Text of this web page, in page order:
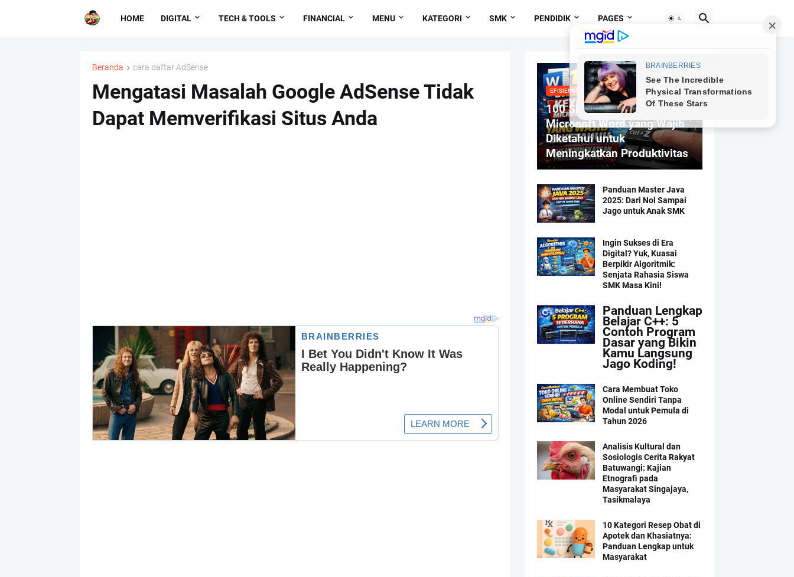
HOME DIGITAL TECH & TOOLS FINANCIAL MENU KATEGORI SMK PENDIDIK PAGES
Beranda cara daftar AdSense
Mengatasi Masalah Google AdSense Tidak
Dapat Memverifikasi Situs Anda
EFISIENSI MENGETIK
100 Shortcut Keyboard
Microsoft Word yang Wajib
Diketahui untuk
Meningkatkan Produktivitas
Panduan Master Java
2025: Dari Nol Sampai
Jago untuk Anak SMK
Ingin Sukses di Era
Digital? Yuk, Kuasai
Berpikir Algoritmik:
Senjata Rahasia Siswa
SMK Masa Kini!
Panduan Lengkap
Belajar C++: 5
Contoh Program
Dasar yang Bikin
Kamu Langsung
Jago Koding!
Cara Membuat Toko
Online Sendiri Tanpa
Modal untuk Pemula di
Tahun 2026
Analisis Kultural dan
Sosiologis Cerita Rakyat
Batuwangi: Kajian
Etnografi pada
Masyarakat Singajaya,
Tasikmalaya
10 Kategori Resep Obat di
Apotek dan Khasiatnya:
Panduan Lengkap untuk
Masyarakat